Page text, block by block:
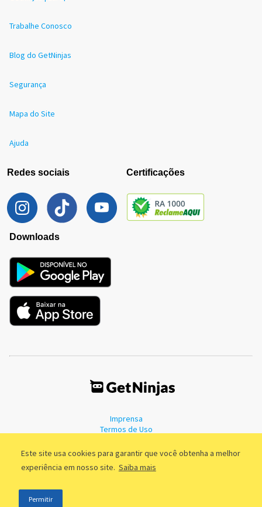
Este site usa cookies para garantir que você obtenha a melhor
experiência em nosso site. Saiba mais
Permitir
Trabalhe Conosco
Blog do GetNinjas
Segurança
Mapa do Site
Ajuda
Redes sociais Certificações
Downloads
Imprensa
Termos de Uso
©2011 - 2026, GetNinjas LTDA. CNPJ 55.744.877/0001-89 - Rua Dr.
Fernandes Coelho, 85 - 3º andar - São Paulo/SP - Brasil